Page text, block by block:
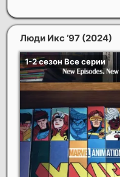
Люди Икс ’97 (2024)